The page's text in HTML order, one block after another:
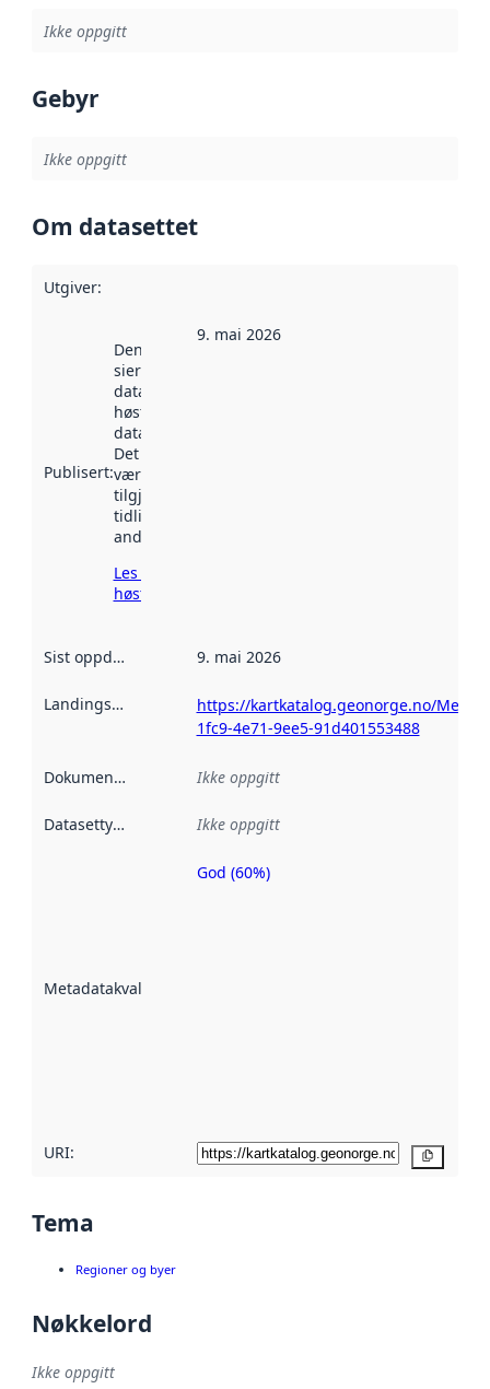
Ikke oppgitt
Gebyr
Ikke oppgitt
Om datasettet
Utgiver:
Publisert:
Denne datoen
sier når
datasettet ble
høstet av
data.norge.no.
Det kan ha
vært
tilgjengelig
tidligere
andre steder.
Les mer om
høsting her
9. mai 2026
Sist oppdatert 9. mai 2026
Landingsside
https://kartkatalog.geonorge.no/
1fc9-4e71-9ee5-91d401553488
Dokumentasjon Ikke oppgitt
Datasettype Ikke oppgitt
Metadatakvalitet
Metadatakvalitet
God (60%)
URI:
Tema
Regioner og byer
Nøkkelord
Ikke oppgitt